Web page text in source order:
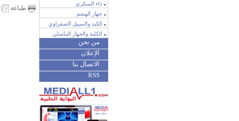
داء السكري
جهاز الهضم
الكبد والسبيل الصفراوي
الكلية والجهاز التناسلي
من نحن
الإعلان
الاتصال بنا
RSS
طباعة